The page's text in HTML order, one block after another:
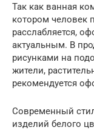
Так как ванная
котором человек
расслабляется,
актуальным. В
рисунками на
жители,
рекомендуется
Современный
изделий белого